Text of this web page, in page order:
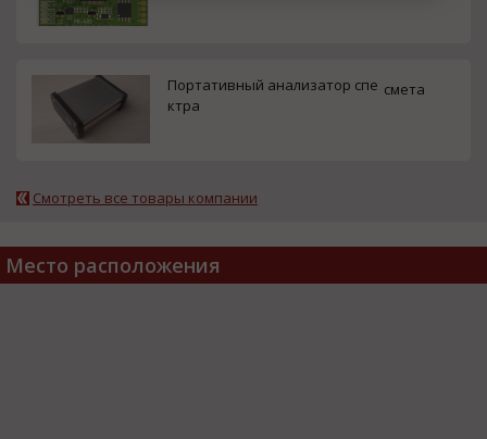
Портативный анализатор спе
ктра
смета
Смотреть все товары компании
Место расположения